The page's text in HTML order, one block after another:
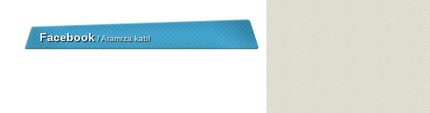
Facebook/ Aramıza katıl